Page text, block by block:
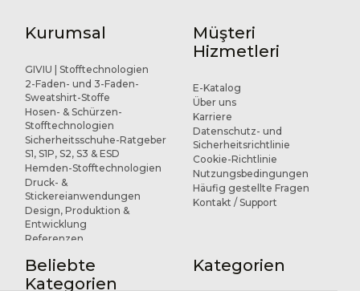
Kurumsal
GIVIU | Stofftechnologien
2-Faden- und 3-Faden-
Sweatshirt-Stoffe
Hosen- & Schürzen-
Stofftechnologien
Sicherheitsschuhe-Ratgeber
S1, S1P, S2, S3 & ESD
Hemden-Stofftechnologien
Druck- &
Stickereianwendungen
Design, Produktion &
Entwicklung
Referenzen
Müşteri
Hizmetleri
E-Katalog
Über uns
Karriere
Datenschutz- und
Sicherheitsrichtlinie
Cookie-Richtlinie
Nutzungsbedingungen
Häufig gestellte Fragen
Kontakt / Support
Beliebte
Kategorien
Kategorien